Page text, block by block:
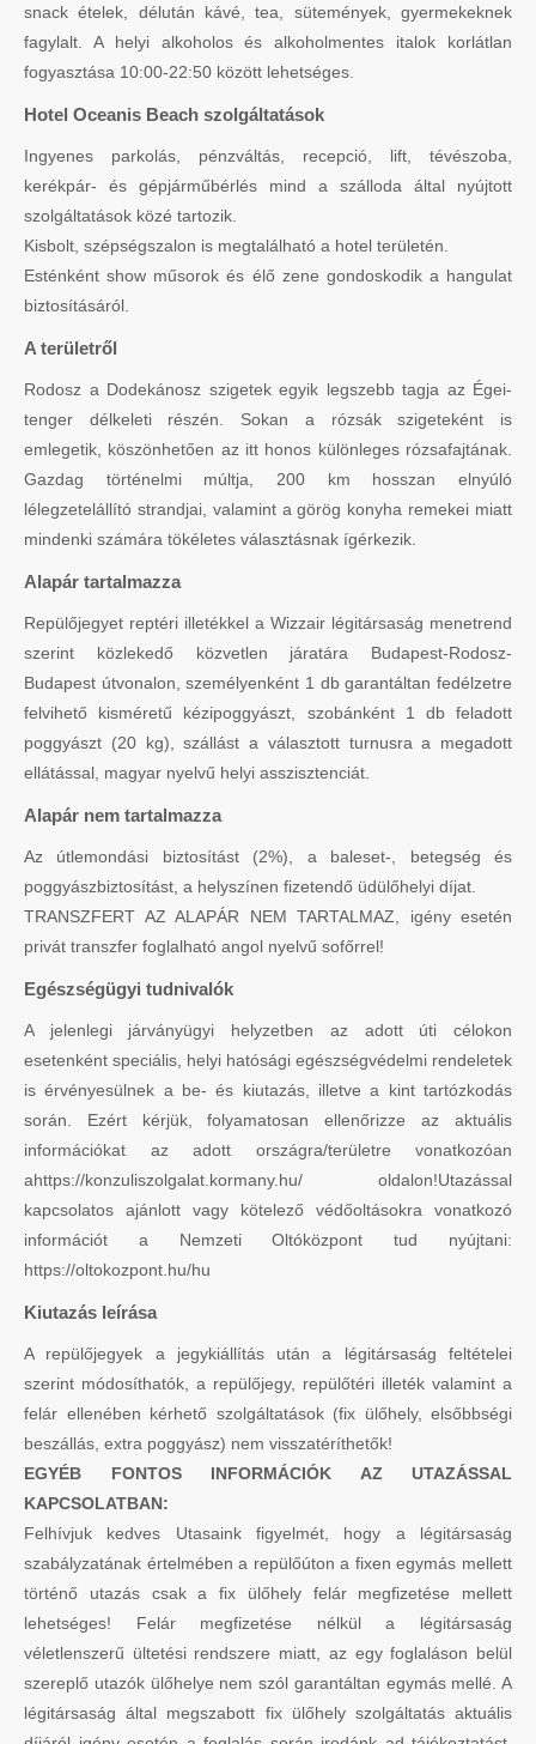
snack ételek, délután kávé, tea, sütemények, gyermekeknek
fagylalt. A helyi alkoholos és alkoholmentes italok korlátlan
fogyasztása 10:00-22:50 között lehetséges.
Hotel Oceanis Beach szolgáltatások
Ingyenes parkolás, pénzváltás, recepció, lift, tévészoba,
kerékpár- és gépjárműbérlés mind a szálloda által nyújtott
szolgáltatások közé tartozik.
Kisbolt, szépségszalon is megtalálható a hotel területén.
Esténként show műsorok és élő zene gondoskodik a hangulat
biztosításáról.
A területről
Rodosz a Dodekánosz szigetek egyik legszebb tagja az Égei-
tenger délkeleti részén. Sokan a rózsák szigeteként is
emlegetik, köszönhetően az itt honos különleges rózsafajtának.
Gazdag történelmi múltja, 200 km hosszan elnyúló
lélegzetelállító strandjai, valamint a görög konyha remekei miatt
mindenki számára tökéletes választásnak ígérkezik.
Alapár tartalmazza
Repülőjegyet reptéri illetékkel a Wizzair légitársaság menetrend
szerint közlekedő közvetlen járatára Budapest-Rodosz-
Budapest útvonalon, személyenként 1 db garantáltan fedélzetre
felvihető kisméretű kézipoggyászt, szobánként 1 db feladott
poggyászt (20 kg), szállást a választott turnusra a megadott
ellátással, magyar nyelvű helyi asszisztenciát.
Alapár nem tartalmazza
Az útlemondási biztosítást (2%), a baleset-, betegség és
poggyászbiztosítást, a helyszínen fizetendő üdülőhelyi díjat.
TRANSZFERT AZ ALAPÁR NEM TARTALMAZ, igény esetén
privát transzfer foglalható angol nyelvű sofőrrel!
Egészségügyi tudnivalók
A jelenlegi járványügyi helyzetben az adott úti célokon
esetenként speciális, helyi hatósági egészségvédelmi rendeletek
is érvényesülnek a be- és kiutazás, illetve a kint tartózkodás
során. Ezért kérjük, folyamatosan ellenőrizze az aktuális
információkat az adott országra/területre vonatkozóan
ahttps://konzuliszolgalat.kormany.hu/ oldalon!Utazással
kapcsolatos ajánlott vagy kötelező védőoltásokra vonatkozó
információt a Nemzeti Oltóközpont tud nyújtani:
https://oltokozpont.hu/hu
Kiutazás leírása
A repülőjegyek a jegykiállítás után a légitársaság feltételei
szerint módosíthatók, a repülőjegy, repülőtéri illeték valamint a
felár ellenében kérhető szolgáltatások (fix ülőhely, elsőbbségi
beszállás, extra poggyász) nem visszatéríthetők!
EGYÉB FONTOS INFORMÁCIÓK AZ UTAZÁSSAL
KAPCSOLATBAN:
Felhívjuk kedves Utasaink figyelmét, hogy a légitársaság
szabályzatának értelmében a repülőúton a fixen egymás mellett
történő utazás csak a fix ülőhely felár megfizetése mellett
lehetséges! Felár megfizetése nélkül a légitársaság
véletlenszerű ültetési rendszere miatt, az egy foglaláson belül
szereplő utazók ülőhelye nem szól garantáltan egymás mellé. A
légitársaság által megszabott fix ülőhely szolgáltatás aktuális